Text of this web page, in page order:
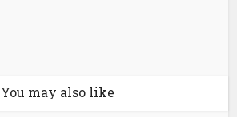
You may also like